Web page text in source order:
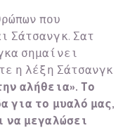
που
Σάτσανγκ. Σατ
σημαίνει
η λέξη Σάτσανγκ
αλήθεια». Το
για το μυαλό μας,
να μεγαλώσει